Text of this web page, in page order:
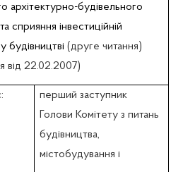
архітектурно-будівельного
сприяння інвестиційній
будівництві (друге читання)
від 22.02.2007)
перший заступник
Голови Комітету з питань
будівництва,
містобудування i